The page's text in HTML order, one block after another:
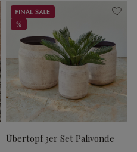
Sale
%
%
Übertopf 3er Set Palivonde